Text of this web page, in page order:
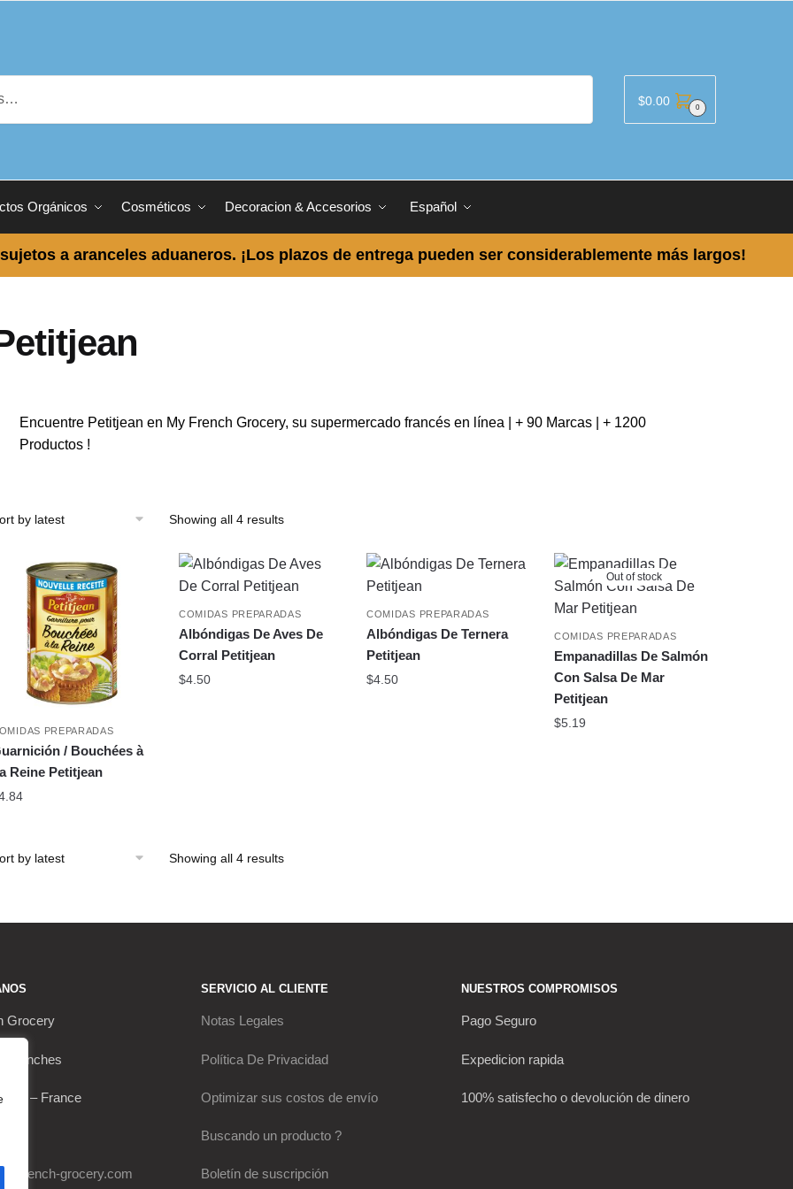
$0.00 0
Orgánicos Cosméticos Decoracion & Accesorios Español
a aranceles aduaneros. ¡Los plazos de entrega pueden ser considerablemente más largos!
Encuentre Petitjean en My French Grocery, su supermercado francés en línea | + 90 Marcas | + 1200
Productos !
Showing all 4 resultsSorted
latest
PREPARADAS
/ Bouchées à
Reine Petitjean
COMIDAS PREPARADAS
Albóndigas De Aves De
Corral Petitjean
$4.50
COMIDAS PREPARADAS
Albóndigas De Ternera
Petitjean
$4.50
Out of stock
COMIDAS PREPARADAS
Empanadillas De Salmón
Con Salsa De Mar
Petitjean
$5.19
Showing all 4 resultsSorted
Grocery
Franches
– France
french-grocery.com
SERVICIO AL CLIENTE
Notas Legales
Política De Privacidad
Optimizar sus costos de envío
Buscando un producto ?
Boletín de suscripción
NUESTROS COMPROMISOS
Pago Seguro
Expedicion rapida
100% satisfecho o devolución de dinero